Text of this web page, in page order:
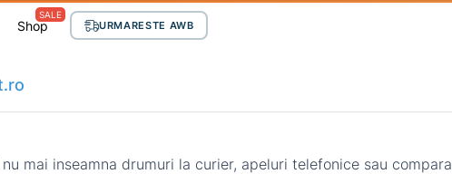
Shop
SALE
URMARESTE AWB
mai inseamna drumuri la curier, apeluri telefonice sau